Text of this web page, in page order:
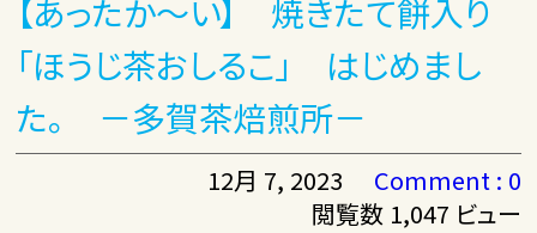
【あったか～い】 焼きたて餅入り
「ほうじ茶おしるこ」 はじめまし
た。 －多賀茶焙煎所－
12月 7, 2023
Comment : 0
閲覧数 1,047 ビュー